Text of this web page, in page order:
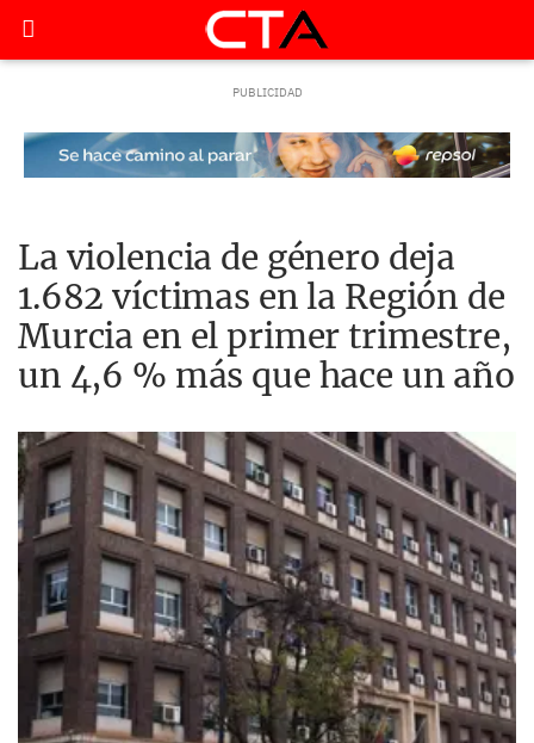
La violencia de género deja
1.682 víctimas en la Región de
Murcia en el primer trimestre,
un 4,6 % más que hace un año